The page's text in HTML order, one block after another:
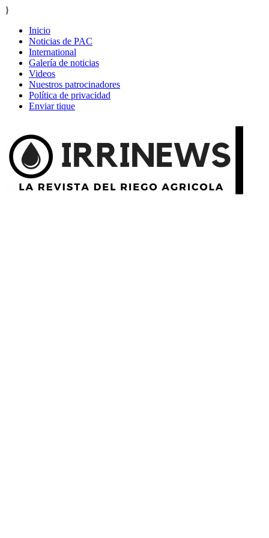
}
Inicio
Noticias de PAC
International
Galería de noticias
Videos
Nuestros patrocinadores
Política de privacidad
Enviar tique